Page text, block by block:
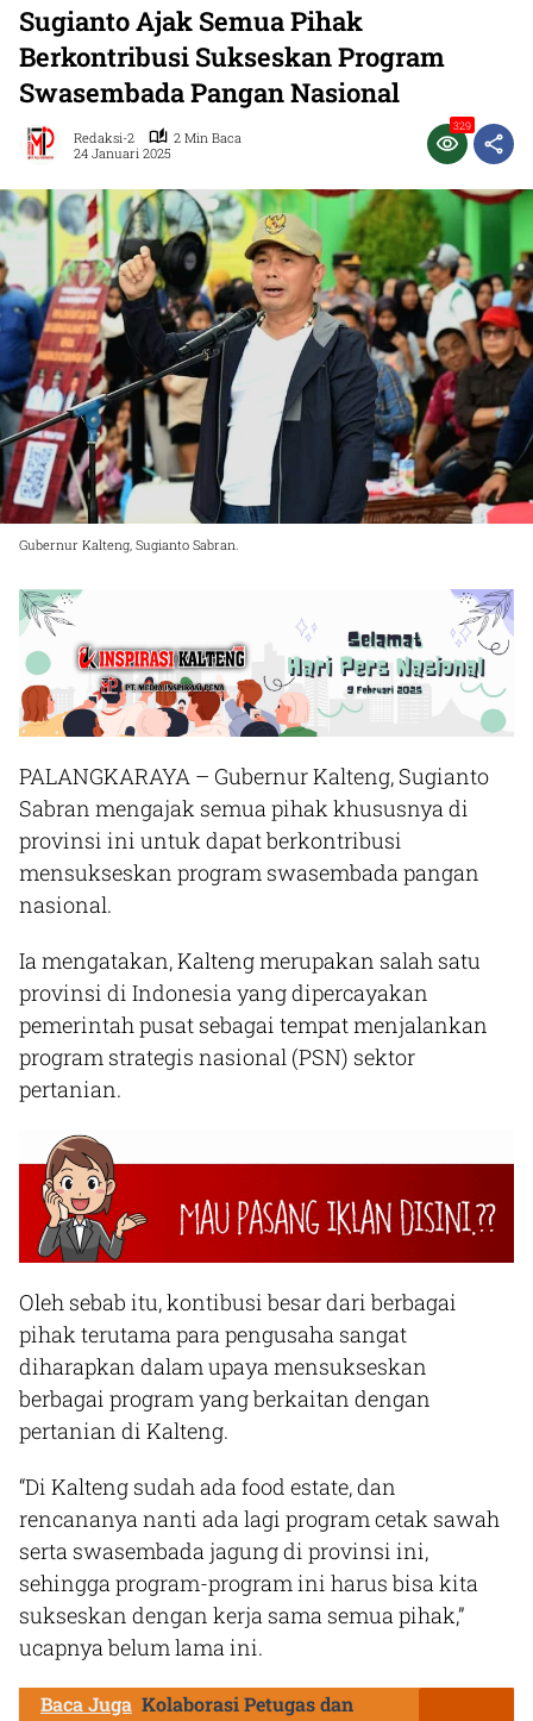
Sugianto Ajak Semua Pihak
Berkontribusi Sukseskan Program
Swasembada Pangan Nasional
Redaksi-2
2 Min Baca
24 Januari 2025
329
Gubernur Kalteng, Sugianto Sabran.
PALANGKARAYA – Gubernur Kalteng, Sugianto
Sabran mengajak semua pihak khususnya di
provinsi ini untuk dapat berkontribusi
mensukseskan program swasembada pangan
nasional.
Ia mengatakan, Kalteng merupakan salah satu
provinsi di Indonesia yang dipercayakan
pemerintah pusat sebagai tempat menjalankan
program strategis nasional (PSN) sektor
pertanian.
Oleh sebab itu, kontibusi besar dari berbagai
pihak terutama para pengusaha sangat
diharapkan dalam upaya mensukseskan
berbagai program yang berkaitan dengan
pertanian di Kalteng.
“Di Kalteng sudah ada food estate, dan
rencananya nanti ada lagi program cetak sawah
serta swasembada jagung di provinsi ini,
sehingga program-program ini harus bisa kita
sukseskan dengan kerja sama semua pihak,”
ucapnya belum lama ini.
Baca Juga Kolaborasi Petugas dan